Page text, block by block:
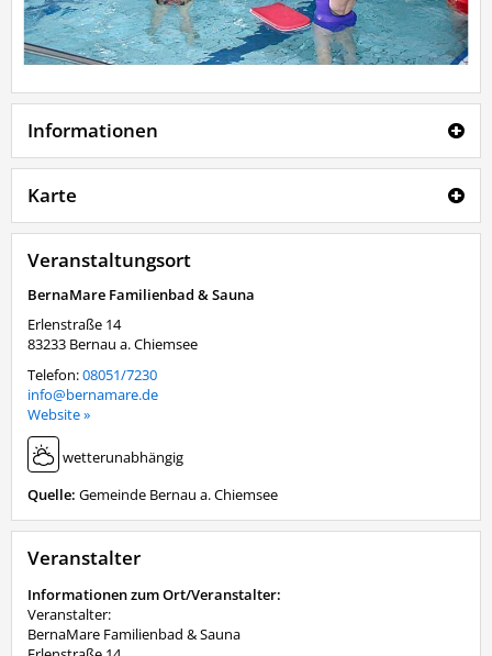
Informationen
Karte
Veranstaltungsort
BernaMare Familienbad & Sauna
Erlenstraße 14
83233 Bernau a. Chiemsee
Telefon:08051/7230
info@bernamare.de
Website »
wetterunabhängig
Quelle: Gemeinde Bernau a. Chiemsee
Veranstalter
Informationen zum Ort/Veranstalter:
Veranstalter:
BernaMare Familienbad & Sauna